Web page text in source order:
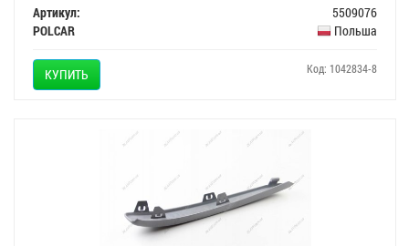
Артикул:
5509076
POLCAR
Польша
КУПИТЬ Код: 1042834-8